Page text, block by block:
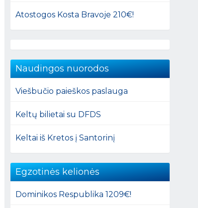
Atostogos Kosta Bravoje 210€!
Naudingos nuorodos
Viešbučio paieškos paslauga
Keltų bilietai su DFDS
Keltai iš Kretos į Santorinį
Egzotinės kelionės
Dominikos Respublika 1209€!